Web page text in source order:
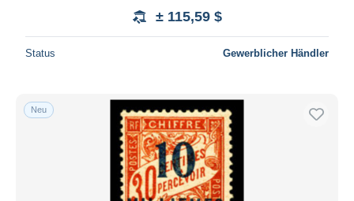
± 115,59 $
Status Gewerblicher Händler
Neu